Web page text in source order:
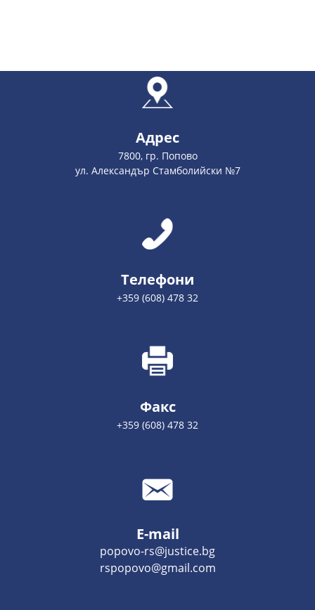
Адрес
7800, гр. Попово
ул. Александър Стамболийски №7
Телефони
+359 (608) 478 32
Факс
+359 (608) 478 32
E-mail
popovo-rs@justice.bg
rspopovo@gmail.com